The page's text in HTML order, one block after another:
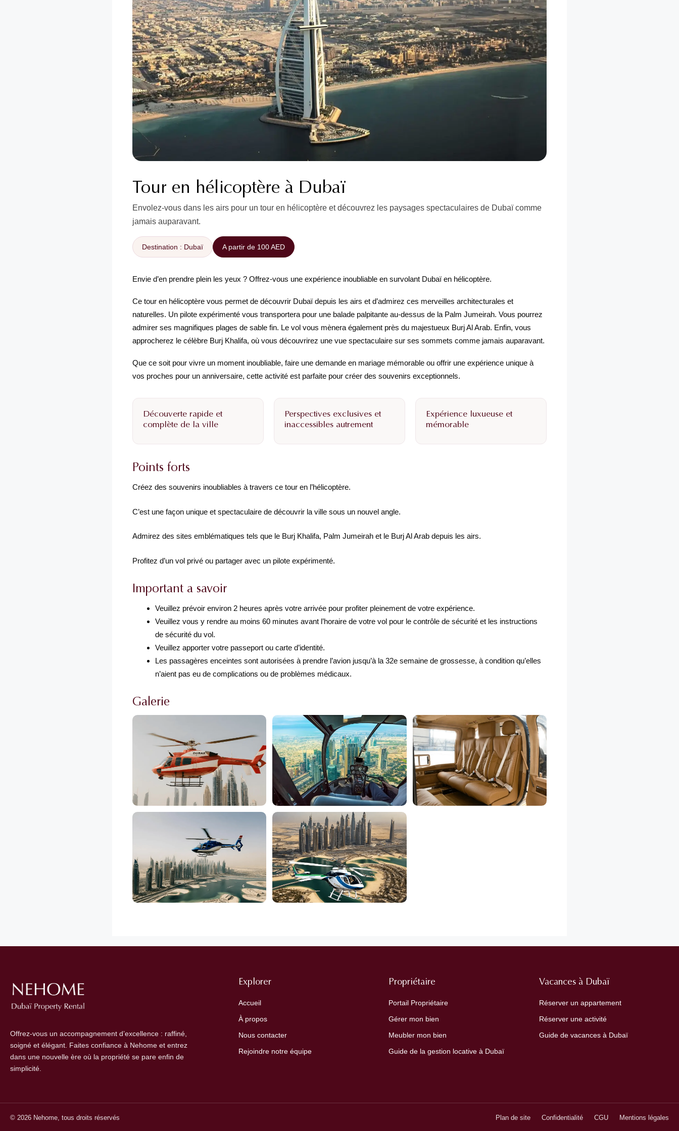
Tour en hélicoptère à Dubaï
Envolez-vous dans les airs pour un tour en hélicoptère et découvrez les paysages spectaculaires de Dubaï comme
jamais auparavant.
Destination : Dubaï A partir de 100 AED
Envie d’en prendre plein les yeux ? Offrez-vous une expérience inoubliable en survolant Dubaï en hélicoptère.
Ce tour en hélicoptère vous permet de découvrir Dubaï depuis les airs et d’admirez ces merveilles architecturales et
naturelles. Un pilote expérimenté vous transportera pour une balade palpitante au-dessus de la Palm Jumeirah. Vous pourrez
admirer ses magnifiques plages de sable fin. Le vol vous mènera également près du majestueux Burj Al Arab. Enfin, vous
approcherez le célèbre Burj Khalifa, où vous découvrirez une vue spectaculaire sur ses sommets comme jamais auparavant.
Que ce soit pour vivre un moment inoubliable, faire une demande en mariage mémorable ou offrir une expérience unique à
vos proches pour un anniversaire, cette activité est parfaite pour créer des souvenirs exceptionnels.
Découverte rapide et
complète de la ville
Perspectives exclusives et
inaccessibles autrement
Expérience luxueuse et
mémorable
Points forts
Créez des souvenirs inoubliables à travers ce tour en l’hélicoptère.
C’est une façon unique et spectaculaire de découvrir la ville sous un nouvel angle.
Admirez des sites emblématiques tels que le Burj Khalifa, Palm Jumeirah et le Burj Al Arab depuis les airs.
Profitez d’un vol privé ou partager avec un pilote expérimenté.
Important a savoir
Veuillez prévoir environ 2 heures après votre arrivée pour profiter pleinement de votre expérience.
Veuillez vous y rendre au moins 60 minutes avant l’horaire de votre vol pour le contrôle de sécurité et les instructions
de sécurité du vol.
Veuillez apporter votre passeport ou carte d’identité.
Les passagères enceintes sont autorisées à prendre l’avion jusqu’à la 32e semaine de grossesse, à condition qu’elles
n’aient pas eu de complications ou de problèmes médicaux.
Galerie
Offrez-vous un accompagnement d’excellence : raffiné,
soigné et élégant. Faites confiance à Nehome et entrez
dans une nouvelle ère où la propriété se pare enfin de
simplicité.
Explorer
Accueil
À propos
Nous contacter
Rejoindre notre équipe
Propriétaire
Portail Propriétaire
Gérer mon bien
Meubler mon bien
Guide de la gestion locative à Dubaï
Vacances à Dubaï
Réserver un appartement
Réserver une activité
Guide de vacances à Dubaï
© 2026 Nehome, tous droits réservés Plan de site Confidentialité CGU Mentions légales